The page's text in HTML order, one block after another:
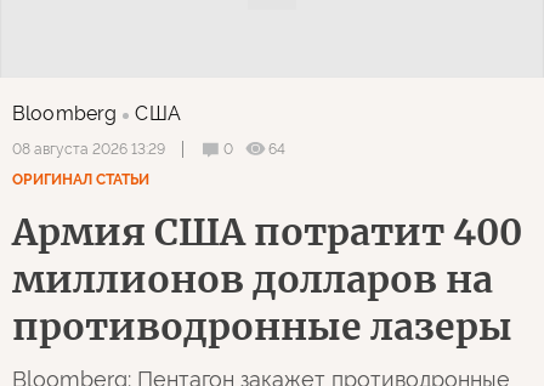
Bloomberg США
08 августа 2026 13:29 0
64
ОРИГИНАЛ СТАТЬИ
Армия США потратит 400
миллионов долларов на
противодронные лазеры
Bloomberg: Пентагон закажет противодронные